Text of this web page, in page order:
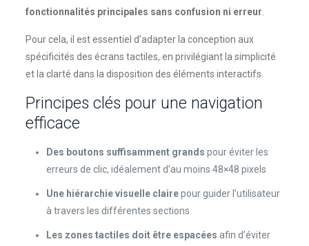
fonctionnalités principales sans confusion ni erreur
Pour cela, il est essentiel d’adapter la conception aux
spécificités des écrans tactiles, en privilégiant la simplicité
et la clarté dans la disposition des éléments interactifs.
Principes clés pour une navigation
efficace
Des boutons suffisamment grands pour éviter les
erreurs de clic, idéalement d’au moins 48×48 pixels
Une hiérarchie visuelle clairepour guider l’utilisateur
à travers les différentes sections
Les zones tactiles doit être espacées afin d’éviter